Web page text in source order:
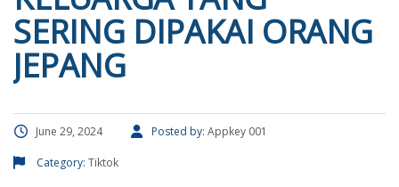
SERING DIPAKAI ORANG
JEPANG
June 29, 2024 Posted by: Appkey 001
Category: Tiktok